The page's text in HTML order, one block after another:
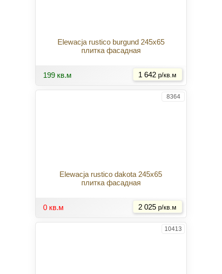
Elewacja rustico burgund 245x65
плитка фасадная
199 кв.м 1 642 р/кв.м
8364
Elewacja rustico dakota 245x65
плитка фасадная
0 кв.м 2 025 р/кв.м
10413